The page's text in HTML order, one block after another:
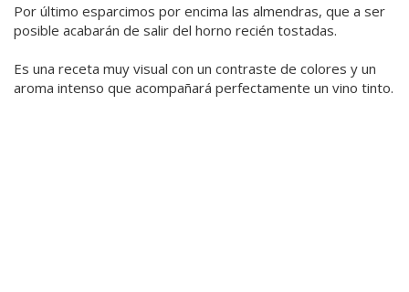
Por último esparcimos por encima las almendras, que a ser
posible acabarán de salir del horno recién tostadas.
Es una receta muy visual con un contraste de colores y un
aroma intenso que acompañará perfectamente un vino tinto.